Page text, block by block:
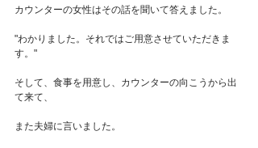
カウンターの女性はその話を聞いて答えました。
"わかりました。それではご用意させていただきま
す。"
そして、食事を用意し、カウンターの向こうから出
て来て、
また夫婦に言いました。